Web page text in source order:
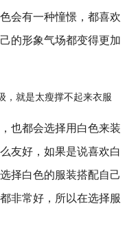
会有一种憧憬，都喜欢
的形象气场都变得更加
也都会选择用白色来装
友好，如果是说喜欢白
择白色的服装搭配自己
非常好，所以在选择服